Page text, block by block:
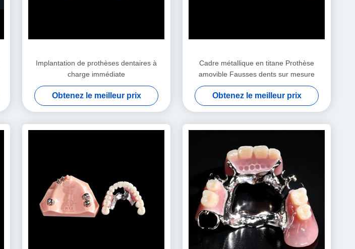
Implantation de prothèses dentaires à
charge immédiate
Obtenez le meilleur prix
Cadre métallique en titane Prothèse
amovible Fausses dents sur mesure
Obtenez le meilleur prix